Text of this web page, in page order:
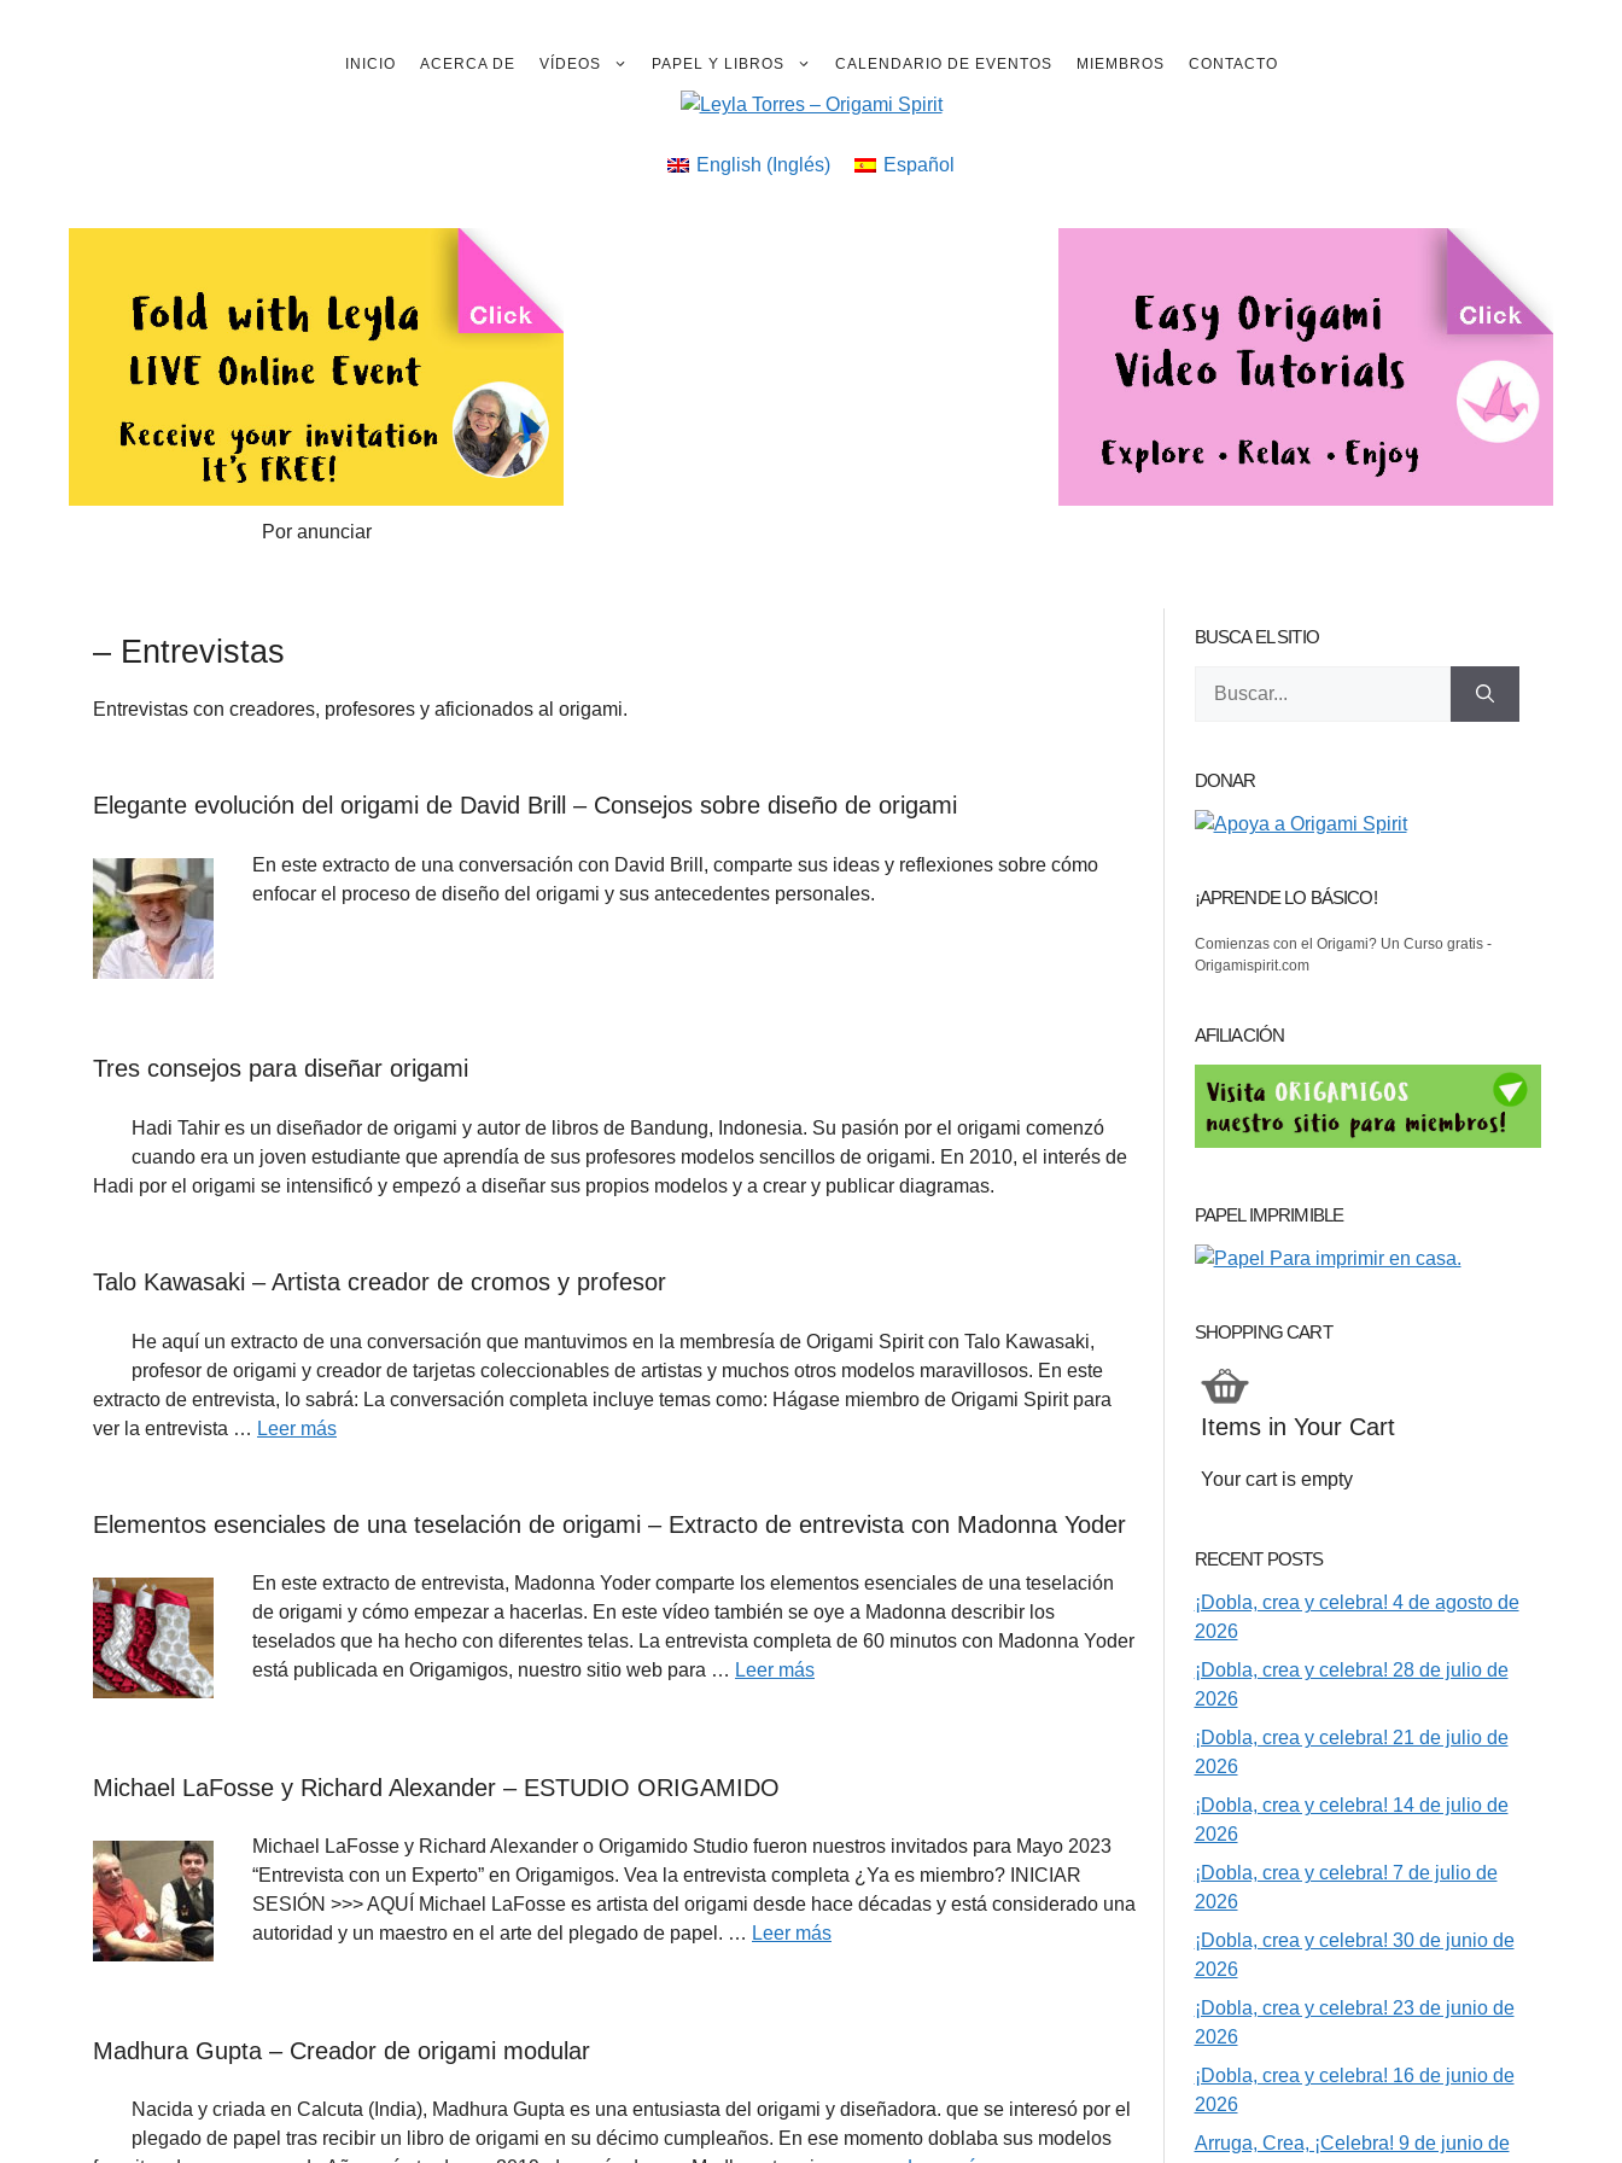
INICIO ACERCA DE VÍDEOS PAPEL Y LIBROS CALENDARIO DE EVENTOS MIEMBROS CONTACTO
English ( Inglés) Español
Por anunciar
– Entrevistas
Entrevistas con creadores, profesores y aficionados al origami.
Elegante evolución del origami de David Brill – Consejos sobre diseño de origami
En este extracto de una conversación con David Brill, comparte sus ideas y reflexiones sobre cómo
enfocar el proceso de diseño del origami y sus antecedentes personales.
Tres consejos para diseñar origami
Hadi Tahir es un diseñador de origami y autor de libros de Bandung, Indonesia. Su pasión por el origami comenzó
cuando era un joven estudiante que aprendía de sus profesores modelos sencillos de origami. En 2010, el interés de
Hadi por el origami se intensificó y empezó a diseñar sus propios modelos y a crear y publicar diagramas.
Talo Kawasaki – Artista creador de cromos y profesor
He aquí un extracto de una conversación que mantuvimos en la membresía de Origami Spirit con Talo Kawasaki,
profesor de origami y creador de tarjetas coleccionables de artistas y muchos otros modelos maravillosos. En este
extracto de entrevista, lo sabrá: La conversación completa incluye temas como: Hágase miembro de Origami Spirit para
ver la entrevista … Leer más
Elementos esenciales de una teselación de origami – Extracto de entrevista con Madonna Yoder
En este extracto de entrevista, Madonna Yoder comparte los elementos esenciales de una teselación
de origami y cómo empezar a hacerlas. En este vídeo también se oye a Madonna describir los
teselados que ha hecho con diferentes telas. La entrevista completa de 60 minutos con Madonna Yoder
está publicada en Origamigos, nuestro sitio web para … Leer más
Michael LaFosse y Richard Alexander – ESTUDIO ORIGAMIDO
Michael LaFosse y Richard Alexander o Origamido Studio fueron nuestros invitados para Mayo 2023
“Entrevista con un Experto” en Origamigos. Vea la entrevista completa ¿Ya es miembro? INICIAR
SESIÓN >>> AQUÍ Michael LaFosse es artista del origami desde hace décadas y está considerado una
autoridad y un maestro en el arte del plegado de papel. … Leer más
Madhura Gupta – Creador de origami modular
Nacida y criada en Calcuta (India), Madhura Gupta es una entusiasta del origami y diseñadora. que se interesó por el
plegado de papel tras recibir un libro de origami en su décimo cumpleaños. En ese momento doblaba sus modelos
BUSCA EL SITIO
DONAR
¡APRENDE LO BÁSICO!
Comienzas con el Origami? Un Curso gratis -
Origamispirit.com
AFILIACIÓN
PAPEL IMPRIMIBLE
SHOPPING CART
Items in Your Cart
Your cart is empty
RECENT POSTS
¡Dobla, crea y celebra! 4 de agosto de
2026
¡Dobla, crea y celebra! 28 de julio de
2026
¡Dobla, crea y celebra! 21 de julio de
2026
¡Dobla, crea y celebra! 14 de julio de
2026
¡Dobla, crea y celebra! 7 de julio de
2026
¡Dobla, crea y celebra! 30 de junio de
2026
¡Dobla, crea y celebra! 23 de junio de
2026
¡Dobla, crea y celebra! 16 de junio de
2026
Arruga, Crea, ¡Celebra! 9 de junio de